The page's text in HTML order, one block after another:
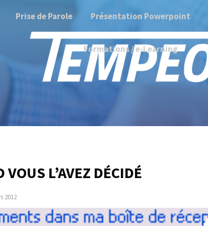
Prise de Parole Présentation Powerpoint
Formations / e-Learning
L’AVEZ DÉCIDÉ
2012